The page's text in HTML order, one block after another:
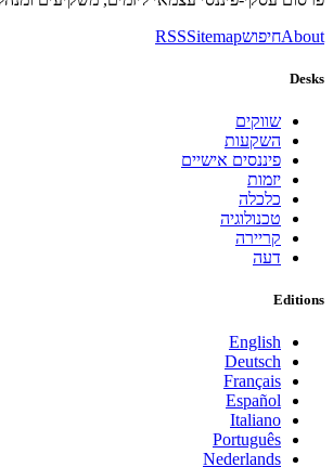
Aboutחיפוש RSSSitemap
Desks
שווקים
השקעות
פיננסים אישיים
יזמות
כלכלה
טכנולוגיה
קריירה
דעה
Editions
English
Deutsch
Français
Español
Italiano
Português
Nederlands